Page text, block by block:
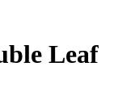
Leaf